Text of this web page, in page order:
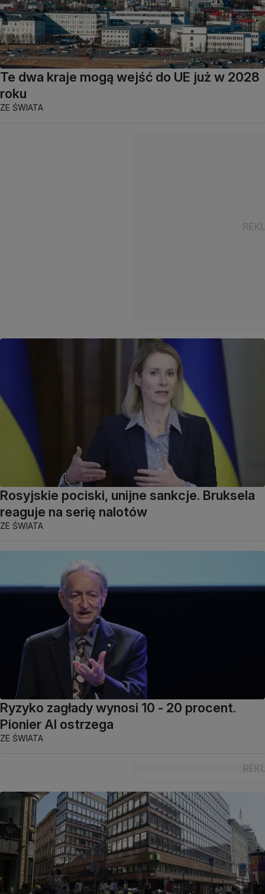
Te dwa kraje mogą wejść do UE już w 2028
roku
ZE ŚWIATA
Rosyjskie pociski, unijne sankcje. Bruksela
reaguje na serię nalotów
ZE ŚWIATA
Ryzyko zagłady wynosi 10 - 20 procent.
Pionier AI ostrzega
ZE ŚWIATA